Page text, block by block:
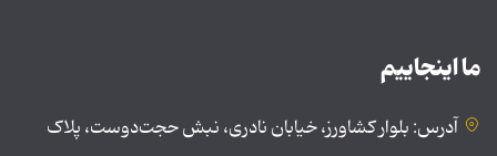
ما اینجاییم
آدرس: بلوار کشاورز، خیابان نادری، نبش حجت‌دوست، پلاک